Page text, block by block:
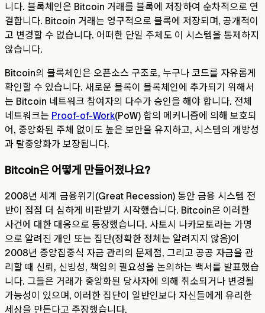
니다. 블록체인은 Bitcoin 거래를 블록에 저장하여 순차적으로 연
결합니다. Bitcoin 거래는 영구적으로 블록에 저장되며, 공개적이
고 변경할 수 없습니다. 어떠한 단일 주체도 이 시스템을 통제하지
않습니다.
Bitcoin의 블록체인은 오픈소스 구조로, 누구나 코드를 자유롭게
확인할 수 있습니다. 새로운 블록이 블록체인에 추가되기 위해서
는 Bitcoin 네트워크 참여자의 다수가 승인을 해야 합니다. 전체
네트워크는 Proof-of-Work(PoW) 합의 메커니즘에 의해 보호되
어, 중앙화된 주체 없이도 높은 보안을 유지하고, 시스템의 개방성
과 탈중앙화가 보장됩니다.
Bitcoin은 어떻게 만들어졌나요?
2008년 세계 금융위기(Great Recession) 동안 금융 시스템 전
반이 점점 더 심하게 비판받기 시작했습니다. Bitcoin은 이러한
사건에 대한 대응으로 등장했습니다. 사토시 나카모토라는 가명
으로 알려진 개인 또는 집단(정확한 정체는 알려지지 않음)이
2008년 중앙집중식 자금 관리의 문제점, 그리고 공공 자금을 관
리할 때 신뢰, 신빙성, 책임의 필요성을 논의하는 백서를 발표했습
니다. 그들은 거래가 중앙화된 당사자에 의해 취소되거나 변경될
가능성이 있으며, 이러한 집단이 일반인보다 자신들에게 유리한
세상을 만든다고 주장했습니다.